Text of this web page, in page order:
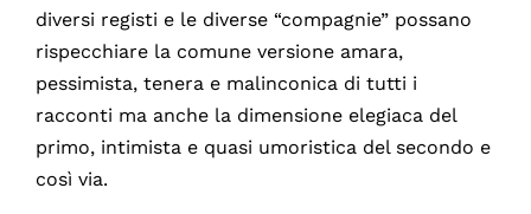
diversi registi e le diverse “compagnie” possano
rispecchiare la comune versione amara,
pessimista, tenera e malinconica di tutti i
racconti ma anche la dimensione elegiaca del
primo, intimista e quasi umoristica del secondo e
così via.